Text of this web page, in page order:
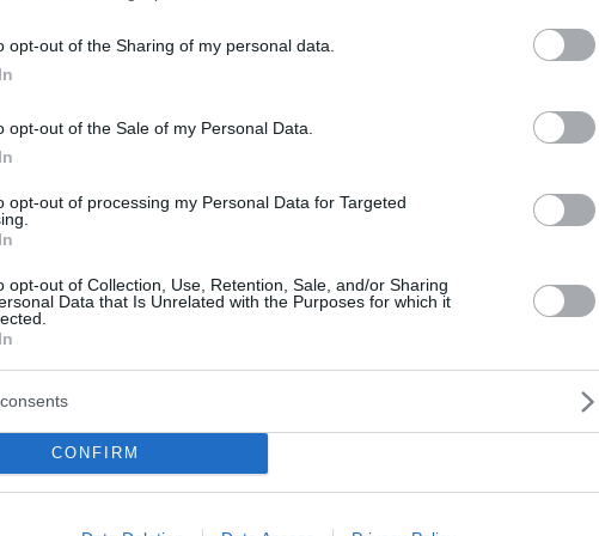
opt-out of the Sharing of my personal data.
opt-out of the Sale of my Personal Data.
opt-out of processing my Personal Data for Targeted
opt-out of Collection, Use, Retention, Sale, and/or Sharing
Data that Is Unrelated with the Purposes for which it
CONFIRM
οι δασικές
έξι πιο
εβδομάδες του
μεγάλων πυρκαγιών
για βιασμό μέσα σε 20
τουριστριών για βιασμό μέσα σε 20